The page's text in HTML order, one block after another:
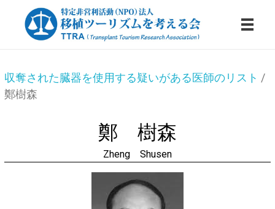
特定非営利活動法人・移植ツーリズムを考える会
収奪された臓器を使用する疑いがある医師のリスト /
鄭樹森
鄭 樹森
Zheng Shusen